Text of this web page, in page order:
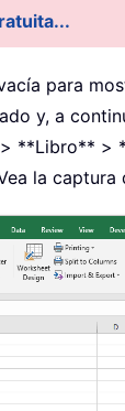
para
y, a
**Libro** >
la captura